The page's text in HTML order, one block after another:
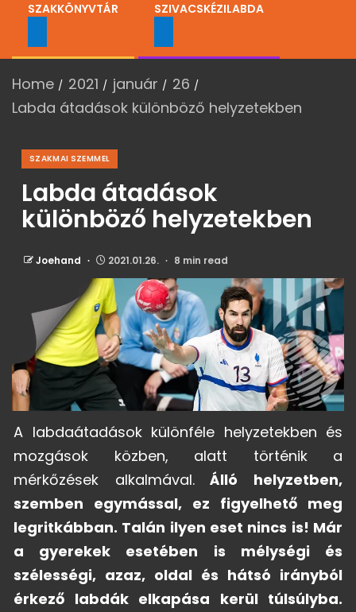
SZAKKÖNYVTÁR SZIVACSKÉZILABDA
Home 2021 január
26
Labda átadások különböző helyzetekben
SZAKMAI SZEMMEL
Labda átadások
különböző helyzetekben
Joehand 2021.01.26. 8 min read
A labdaátadások különféle helyzetekben és
mozgások közben, alatt történik a
mérkőzések alkalmával.Álló helyzetben,
szemben egymással, ez figyelhető meg
legritkábban. Talán ilyen eset nincs is! Már
a gyerekek esetében is mélységi és
szélességi, azaz, oldal és hátsó irányból
érkező labdák elkapása kerül túlsúlyba.